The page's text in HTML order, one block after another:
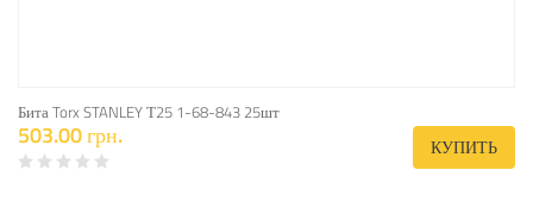
Бита Torx STANLEY Т25 1-68-843 25шт
503.00 грн. КУПИТЬ